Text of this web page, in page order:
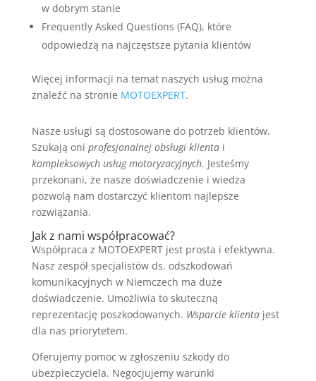
w dobrym stanie
Frequently Asked Questions (FAQ), które
odpowiedzą na najczęstsze pytania klientów
Więcej informacji na temat naszych usług można
znaleźć na stronie MOTOEXPERT.
Nasze usługi są dostosowane do potrzeb klientów.
Szukają oni profesjonalnej obsługi klientai
kompleksowych usług motoryzacyjnych. Jesteśmy
przekonani, że nasze doświadczenie i wiedza
pozwolą nam dostarczyć klientom najlepsze
rozwiązania.
Jak z nami współpracować?
Współpraca z MOTOEXPERT jest prosta i efektywna.
Nasz zespół specjalistów ds. odszkodowań
komunikacyjnych w Niemczech ma duże
doświadczenie. Umożliwia to skuteczną
reprezentację poszkodowanych. Wsparcie klientajest
dla nas priorytetem.
Oferujemy pomoc w zgłoszeniu szkody do
ubezpieczyciela. Negocjujemy warunki